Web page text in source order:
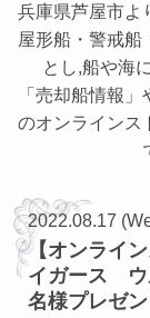
兵庫県芦屋市よ
屋形船・警戒船
とし,船や海
「売却船情報
のオンラインス
2022.08.17
【オンライ
イガース ウ
名様プレゼン